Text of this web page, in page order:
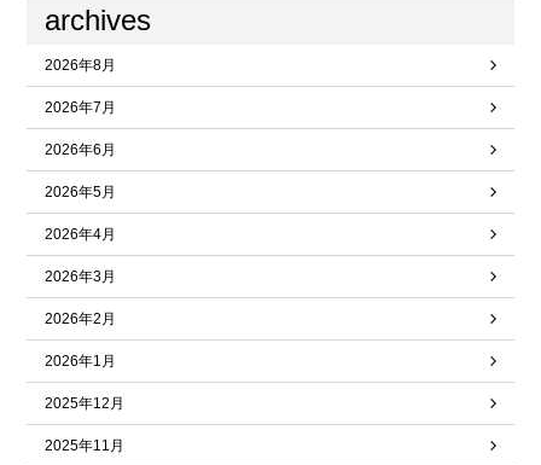
archives
2026年8月
2026年7月
2026年6月
2026年5月
2026年4月
2026年3月
2026年2月
2026年1月
2025年12月
2025年11月